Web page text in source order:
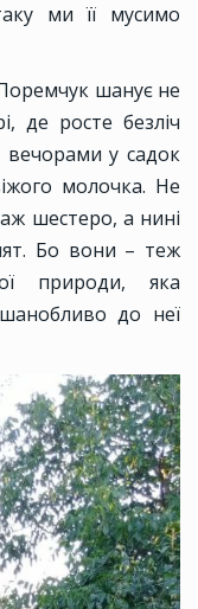
ми її мусимо
шанує не
де росте безліч
вечорами у садок
молочка. Не
шестеро, а нині
Бо вони – теж
природи, яка
до неї